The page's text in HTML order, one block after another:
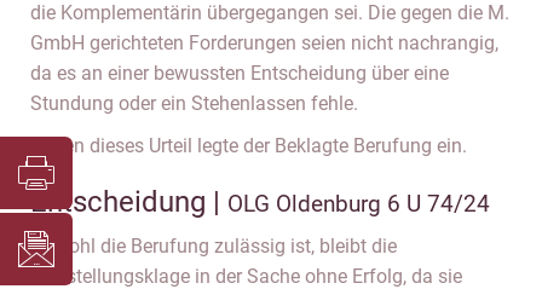
die Komplementärin übergegangen sei. Die gegen die M.
GmbH gerichteten Forderungen seien nicht nachrangig,
da es an einer bewussten Entscheidung über eine
Stundung oder ein Stehenlassen fehle.
Gegen dieses Urteil legte der Beklagte Berufung ein.
Entscheidung | OLG Oldenburg 6 U 74/24
Obwohl die Berufung zulässig ist, bleibt die
Feststellungsklage in der Sache ohne Erfolg, da sie